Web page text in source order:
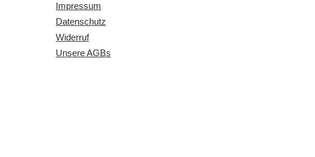
Impressum
Datenschutz
Widerruf
Unsere AGBs